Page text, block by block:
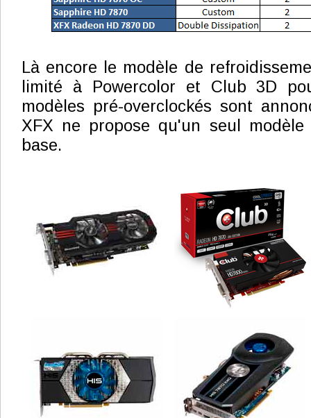
Là encore le modèle de
limité à Powercolor et Club 3D
modèles pré-overclockés sont
XFX ne propose qu'un seul
base.